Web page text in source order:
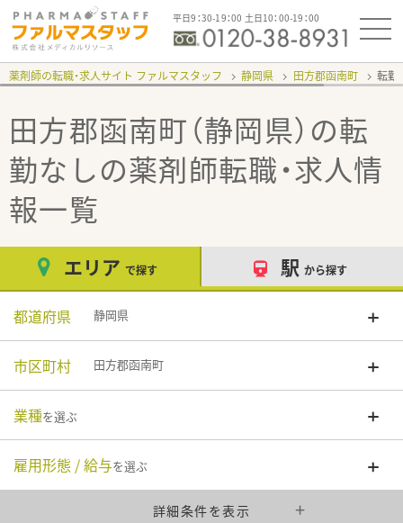
平日9：30-19：00 土日10：00-19：00
薬剤師の転職・求人サイト ファルマスタッフ 静岡県 田方郡函南町 転勤
田方郡函南町（静岡県）の転
勤なしの薬剤師転職・求人情
報一覧
エリア で探す 駅 から探す
都道府県 静岡県
市区町村 田方郡函南町
業種を選ぶ
雇用形態 / 給与を選ぶ
詳細条件を表示